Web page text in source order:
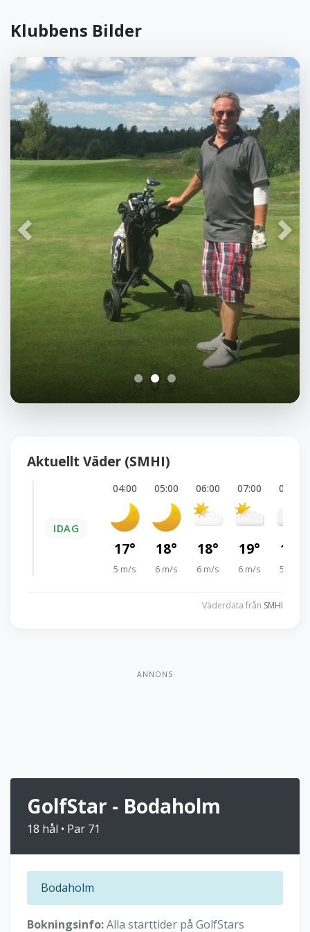
Klubbens Bilder
Föregående
Aktuellt Väder (SMHI)
IDAG
04:00
17°
5 m/s
05:00
18°
6 m/s
06:00
18°
6 m/s
07:00
19°
6 m/s
08:00
19°
5 m/s
Väderdata från SMHI
ANNONS
GolfStar - Bodaholm
18 hål • Par 71
Bodaholm
Bokningsinfo:Alla starttider på GolfStars